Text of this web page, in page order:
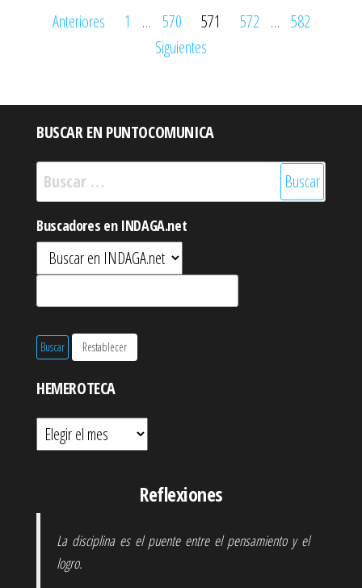
Paginación
Anteriores 1 … 570 571 572 … 582
Siguientes
BUSCAR EN PUNTOCOMUNICA
Buscar:
Buscadores en INDAGA.net
HEMEROTECA
Hemeroteca
Reflexiones
La disciplina es el puente entre el pensamiento y el
logro.